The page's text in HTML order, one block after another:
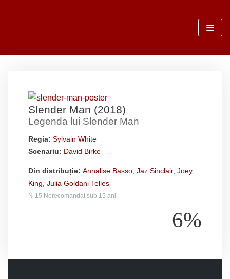
conținut
Slender Man (2018)
Legenda lui Slender Man
Regia: Sylvain White
Scenariu: David Birke
Din distribuție: Annalise Basso Jaz Sinclair, Joey
King Julia Goldani Telles
N-15 Nerecomandat sub 15 ani
6%